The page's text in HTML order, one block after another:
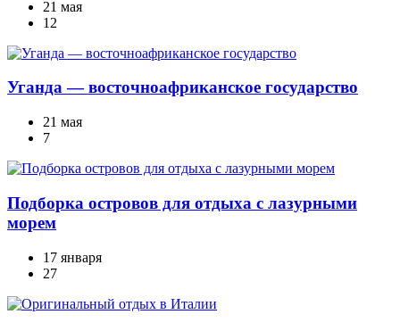
21 мая
12
Уганда — восточноафриканское государство
21 мая
7
Подборка островов для отдыха с лазурными
морем
17 января
27